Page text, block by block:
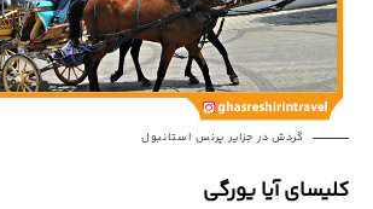
گردش در جزایر پرنس استانبول
کليسای آيا يورگی